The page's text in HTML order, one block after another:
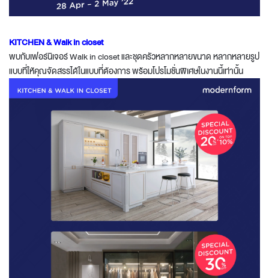
KITCHEN & Walk in closet
พบกับเฟอร์นิเจอร์ Walk in closet และชุดครัวหลากหลายขนาด หลากหลายรูป
แบบที่ให้คุณจัดสรรได้ในแบบที่ต้องการ พร้อมโปรโมชั่นพิเศษในงานนี้เท่านั้น